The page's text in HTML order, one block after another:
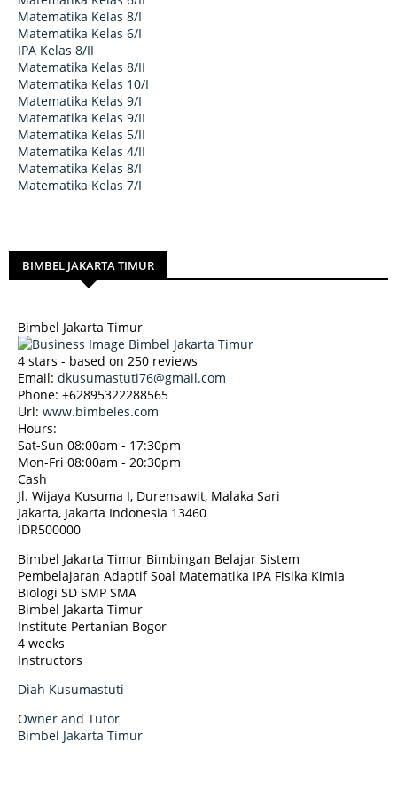
Matematika Kelas 8/I
Matematika Kelas 6/I
IPA Kelas 8/II
Matematika Kelas 8/II
Matematika Kelas 10/I
Matematika Kelas 9/I
Matematika Kelas 9/II
Matematika Kelas 5/II
Matematika Kelas 4/II
Matematika Kelas 8/I
Matematika Kelas 7/I
BIMBEL JAKARTA TIMUR
Bimbel Jakarta Timur
4 stars - based on 250 reviews
Email: dkusumastuti76@gmail.com
Phone: +62895322288565
Url: www.bimbeles.com
Hours:
Sat-Sun 08:00am - 17:30pm
Mon-Fri 08:00am - 20:30pm
Cash
Jl. Wijaya Kusuma I, Durensawit, Malaka Sari
Jakarta, Jakarta Indonesia 13460
IDR500000
Bimbel Jakarta Timur Bimbingan Belajar Sistem
Pembelajaran Adaptif Soal Matematika IPA Fisika Kimia
Biologi SD SMP SMA
Bimbel Jakarta Timur
Institute Pertanian Bogor
4 weeks
Instructors
Diah Kusumastuti
Owner and Tutor
Bimbel Jakarta Timur